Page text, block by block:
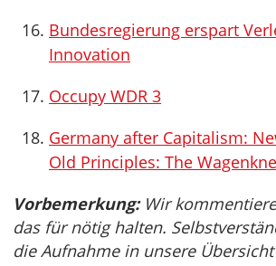
Bundesregierung erspart
Innovation
Occupy WDR 3
Germany after Capitalism:
Old Principles: The
Vorbemerkung:Wir
das für nötig halten.
die Aufnahme in unsere